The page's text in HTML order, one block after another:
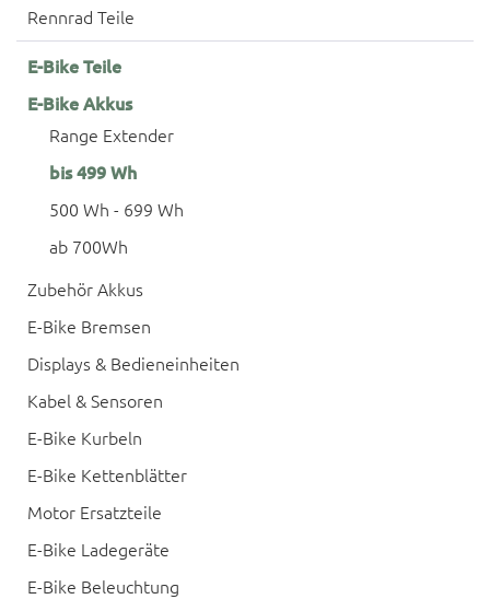
Rennrad Teile
E-Bike Teile
E-Bike Akkus
Range Extender
bis 499 Wh
500 Wh - 699 Wh
ab 700Wh
Zubehör Akkus
E-Bike Bremsen
Displays & Bedieneinheiten
Kabel & Sensoren
E-Bike Kurbeln
E-Bike Kettenblätter
Motor Ersatzteile
E-Bike Ladegeräte
E-Bike Beleuchtung